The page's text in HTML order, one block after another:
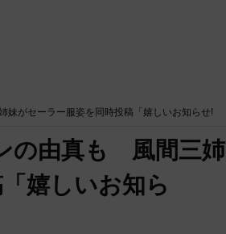
がセーラー服姿を同時投稿「嬉しいお知らせ!
の由真も 風間三姉
嬉しいお知ら